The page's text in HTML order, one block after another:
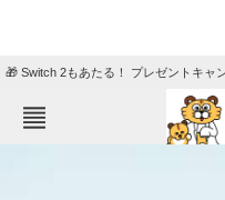
🎁 Switch 2もあたる！ プレゼントキャ